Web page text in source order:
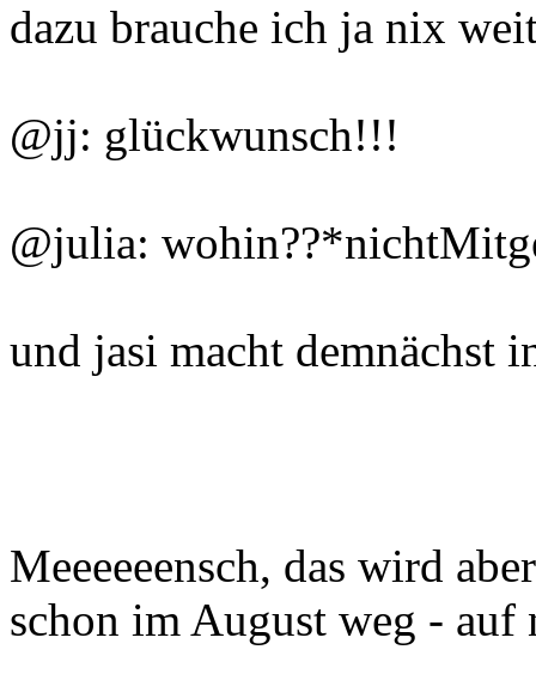
dazu brauche ich ja nix
@jj: glückwunsch!!!
@julia:
und jasi macht demnächst
Meeeeeensch, das wird
schon im August weg - auf